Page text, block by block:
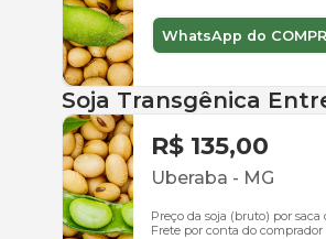
WhatsApp do
Soja Transgênica
R$ 135,00
Uberaba - MG
Preço da soja (bruto) por saca
Frete por conta do comprador